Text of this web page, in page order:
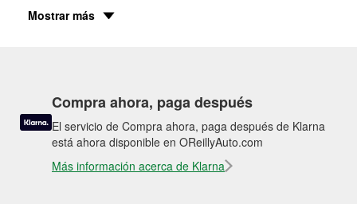
Mostrar más
Compra ahora, paga después
El servicio de Compra ahora, paga después de Klarna
está ahora disponible en OReillyAuto.com
Más información acerca de Klarna